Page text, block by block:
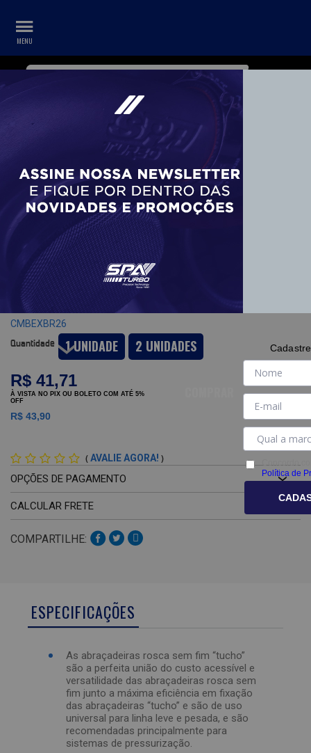
+55 11 99687-3840
ABRAÇADEIRA ROSCA SEM FIM “TUCHO”
52MM X 76MM (2” X 2 ½”) 100% INOX
CMBEXBR26
Quantidade 1 UNIDADE 2 UNIDADES
R$ 41,71
R$ 43,90
(AVALIE AGORA! )
OPÇÕES DE PAGAMENTO
CALCULAR FRETE
COMPARTILHE:
ESPECIFICAÇÕES
As abraçadeiras rosca sem fim “tucho”
são a perfeita união do custo acessível e
versatilidade das abraçadeiras rosca sem
fim junto a máxima eficiência em fixação
das abraçadeiras “tucho” e são de uso
universal para linha leve e pesada, e são
recomendadas principalmente para
sistemas de pressurização.
Concordo
Política de